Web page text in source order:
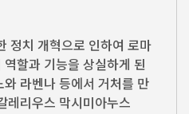
정치 개혁으로 인하여 로마
할과 기능을 상실하게 된
라벤나 등에서 거처를 만
레리우스 막시미아누스